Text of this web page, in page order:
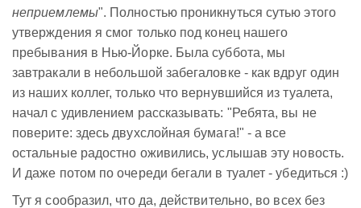
неприемлемы". Полностью проникнуться сутью этого
утверждения я смог только под конец нашего
пребывания в Нью-Йорке. Была суббота, мы
завтракали в небольшой забегаловке - как вдруг один
из наших коллег, только что вернувшийся из туалета,
начал с удивлением рассказывать: "Ребята, вы не
поверите: здесь двухслойная бумага!" - а все
остальные радостно оживились, услышав эту новость.
И даже потом по очереди бегали в туалет - убедиться :)
Тут я сообразил, что да, действительно, во всех без